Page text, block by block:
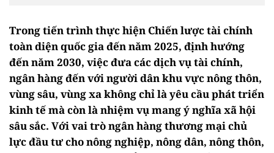
Trong tiến trình thực hiện Chiến lược tài chính
toàn diện quốc gia đến năm 2025, định hướng
đến năm 2030, việc đưa các dịch vụ tài chính,
ngân hàng đến với người dân khu vực nông thôn,
vùng sâu, vùng xa không chỉ là yêu cầu phát triển
kinh tế mà còn là nhiệm vụ mang ý nghĩa xã hội
sâu sắc. Với vai trò ngân hàng thương mại chủ
lực đầu tư cho nông nghiệp, nông dân, nông thôn,